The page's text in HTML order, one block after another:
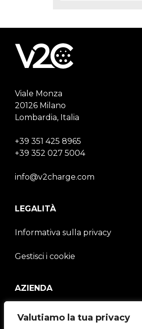
Valutiamo la tua privacy
Viale Monza
20126 Milano
Lombardia, Italia
+39 351 425 8965
+39 352 027 5004
info@v2charge.com
LEGALITÀ
Informativa sulla privacy
Gestisci i cookie
AZIENDA
V2C Community